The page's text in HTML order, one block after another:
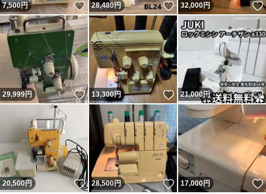
7,500円 いいね！
28,480円 いいね！
32,000円
29,999円 いいね！
13,300円 いいね！
21,000円
20,500円 いいね！
28,500円 いいね！
17,000円